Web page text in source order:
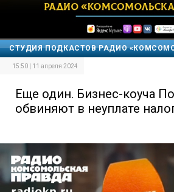
СТУДИЯ ПОДКАСТОВ РАДИО
15:50 | 11 апреля 2024
Еще один. Бизнес-коуча
обвиняют в неуплате